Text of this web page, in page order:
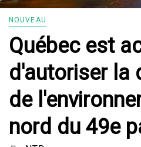
NOUVEAU
Québec est
d'autoriser la
de
nord du 49e